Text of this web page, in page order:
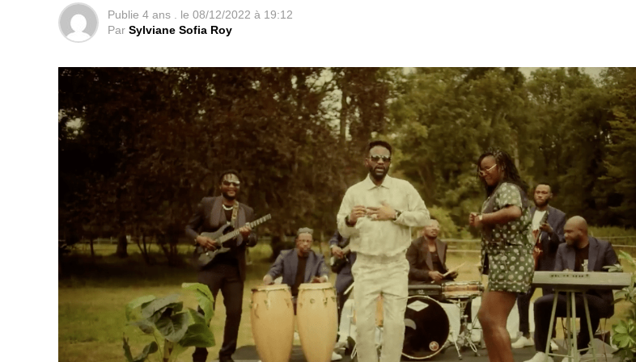
Diop.“Machallah elle sont toutes talentueuses par contre Aïcha Kone, je trouve sa
extraordinaire bravo les filles”
également commenté Fatou Ndiaye. On peut dire que les All Stars sont de retour
Le clip à regarder ici :
Publie 4 ans . le 08/12/2022 à 19:12
Par Sylviane Sofia Roy